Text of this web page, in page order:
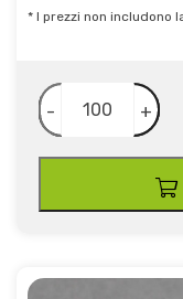
* I prezzi non includono
- +